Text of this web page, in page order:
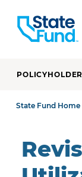
State Fund Home